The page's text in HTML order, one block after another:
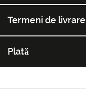
Termeni de livrare
Plată